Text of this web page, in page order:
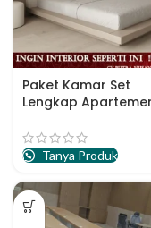
Paket Kamar Set
Lengkap
Tanya Produk